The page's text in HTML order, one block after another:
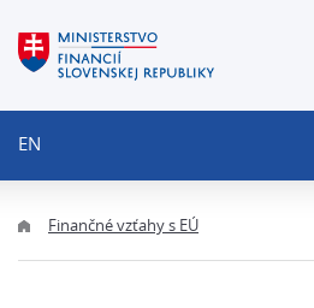
EN
Finančné vzťahy s EÚ